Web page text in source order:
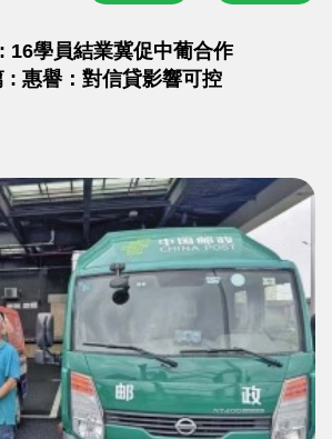
16學員結業冀促中葡合作
: 惠譽：對信貸影響可控